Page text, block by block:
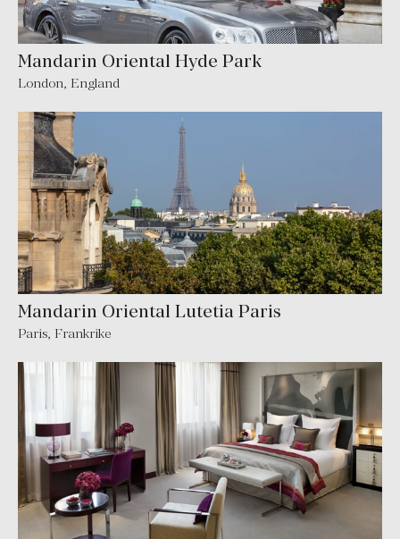
Mandarin Oriental Hyde Park
London, England
Mandarin Oriental Lutetia Paris
Paris, Frankrike